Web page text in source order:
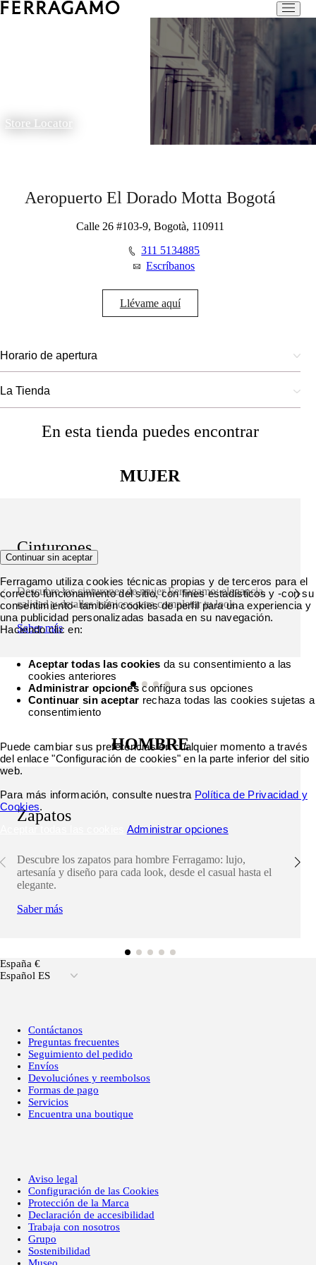
Store Locator
Aeropuerto El Dorado Motta Bogotá
Calle 26 #103-9, Bogotà, 110911
311 5134885
Escríbanos
Llévame aquí
Horario de apertura
La Tienda
En esta tienda puedes encontrar
MUJER
Cinturones
Descubre los cinturones de mujer Ferragamo: elegancia,
calidad y detalles icónicos para completar tu look.
Saber más
HOMBRE
Zapatos
Descubre los zapatos para hombre Ferragamo: lujo,
artesanía y diseño para cada look, desde el casual hasta el
elegante.
Saber más
España €
Español ES
Contáctanos
Preguntas frecuentes
Seguimiento del pedido
Envíos
Devoluciónes y reembolsos
Formas de pago
Servicios
Encuentra una boutique
Aviso legal
Configuración de las Cookies
Protección de la Marca
Declaración de accesibilidad
Trabaja con nosotros
Grupo
Sostenibilidad
Museo
Continuar sin aceptar
Ferragamo utiliza cookies técnicas propias y de terceros para el
correcto funcionamiento del sitio, con fines estadísticos y -con su
consentimiento- también cookies de perfil para una experiencia y
una publicidad personalizadas basada en su navegación.
Haciendo clic en:
Aceptar todas las cookies da su consentimiento a las
cookies anteriores
Administrar opciones configura sus opciones
Continuar sin aceptar rechaza todas las cookies sujetas a
consentimiento
Puede cambiar sus preferencias en cualquier momento a través
del enlace "Configuración de cookies" en la parte inferior del sitio
web.
Para más información, consulte nuestra Política de Privacidad y
Cookies.
Administrar opciones